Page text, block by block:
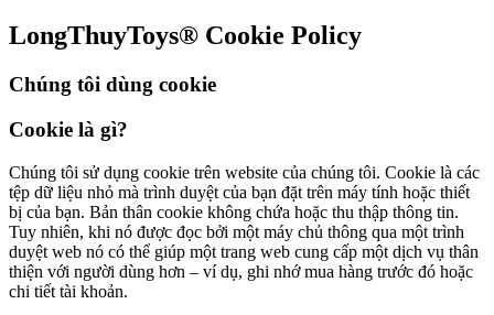
LongThuyToys® Cookie Policy
Chúng tôi dùng cookie
Cookie là gì?
Chúng tôi sử dụng cookie trên website của chúng tôi. Cookie là các
tệp dữ liệu nhỏ mà trình duyệt của bạn đặt trên máy tính hoặc thiết
bị của bạn. Bản thân cookie không chứa hoặc thu thập thông tin.
Tuy nhiên, khi nó được đọc bởi một máy chủ thông qua một trình
duyệt web nó có thể giúp một trang web cung cấp một dịch vụ thân
thiện với người dùng hơn – ví dụ, ghi nhớ mua hàng trước đó hoặc
chi tiết tài khoản.